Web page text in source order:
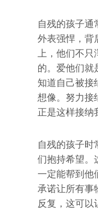
自残的孩子通
外表强悍，背
上，他们不只
的。爱他们就
知道自己被接
想像。努力接
正是这样接纳
自残的孩子时
们抱持希望。
一定能帮到他
承诺让所有事
反复，这可以